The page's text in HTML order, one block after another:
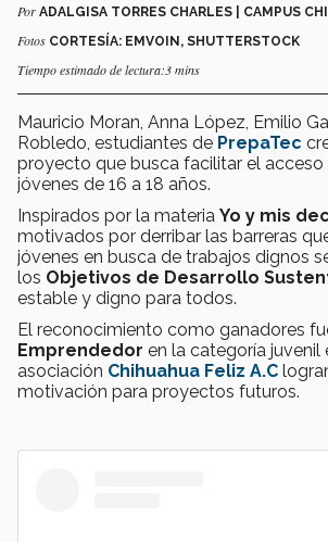
Por ADALGISA TORRES CHARLES | CAMPUS
Fotos CORTESÍA: EMVOIN, SHUTTERSTOCK
Tiempo estimado de lectura:3 mins
Mauricio Moran, Anna López, Emilio
Robledo, estudiantes de PrepaTec
proyecto que busca facilitar el acceso
jóvenes de 16 a 18 años.
Inspirados por la materia Yo y mis
motivados por derribar las barreras
jóvenes en busca de trabajos dignos
los Objetivos de Desarrollo
estable y digno para todos.
El reconocimiento como ganadores
Emprendedor en la categoría juvenil
asociación Chihuahua Feliz A.C
motivación para proyectos futuros.